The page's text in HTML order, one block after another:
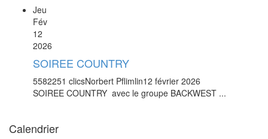
Jeu
Fév
12
2026
SOIREE COUNTRY
5582251 clicsNorbert Pflimlin12 février 2026
SOIREE COUNTRY avec le groupe BACKWEST ...
Calendrier